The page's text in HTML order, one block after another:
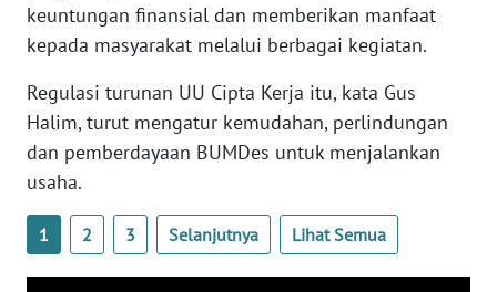
keuntungan finansial dan memberikan manfaat
kepada masyarakat melalui berbagai kegiatan.
Regulasi turunan UU Cipta Kerja itu, kata Gus
Halim, turut mengatur kemudahan, perlindungan
dan pemberdayaan BUMDes untuk menjalankan
usaha.
1 2 3 Selanjutnya Lihat Semua
WN
WN
KEPRI
WN
WN
PAPUA